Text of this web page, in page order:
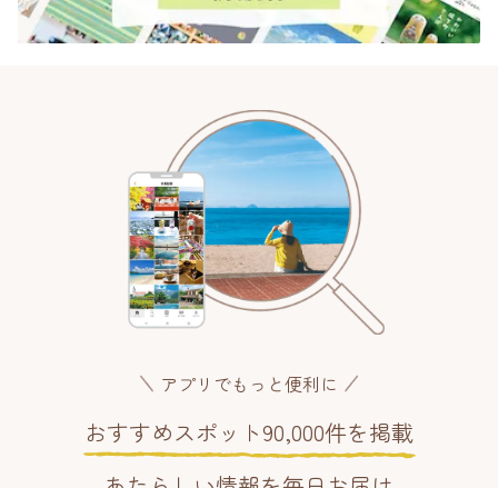
アプリでもっと便利に
おすすめスポット90,000件を掲載